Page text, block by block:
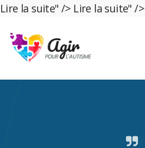
Lire la suite" /> Lire la suite" />